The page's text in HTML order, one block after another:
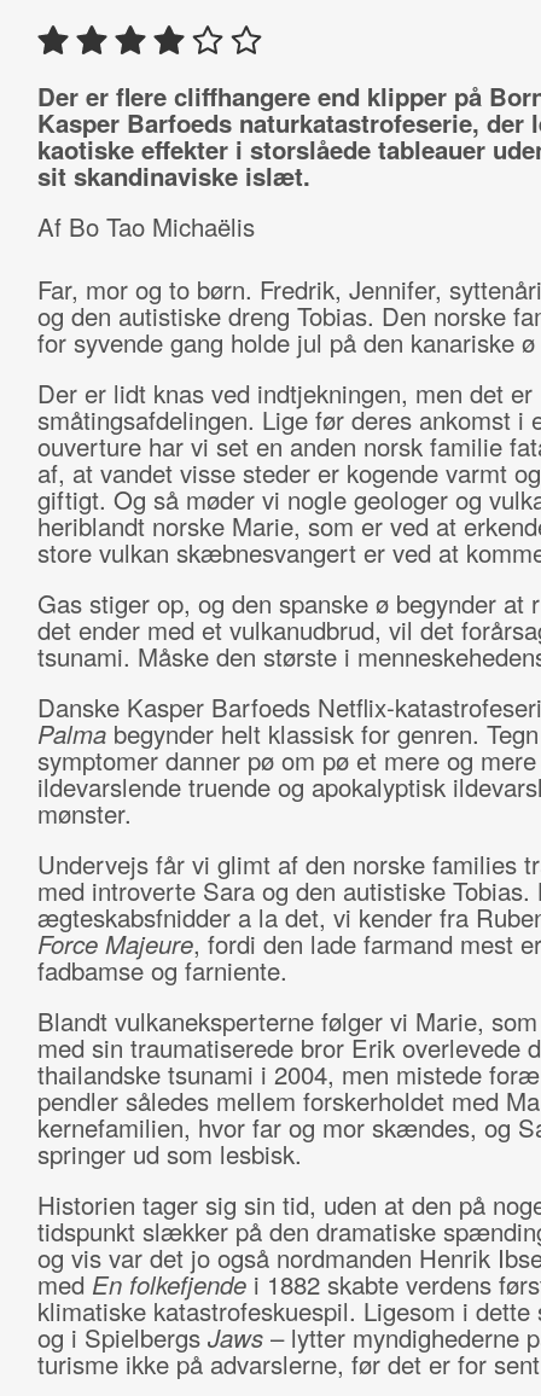
Der er flere cliffhangere end klipper på
Kasper Barfoeds naturkatastrofeserie, der
kaotiske effekter i storslåede tableauer
sit skandinaviske islæt.
Af Bo Tao Michaëlis
Far, mor og to børn. Fredrik, Jennifer,
og den autistiske dreng Tobias. Den norske
for syvende gang holde jul på den kanariske
Der er lidt knas ved indtjekningen, men det er
småtingsafdelingen. Lige før deres ankomst i
ouverture har vi set en anden norsk familie
af, at vandet visse steder er kogende varmt
giftigt. Og så møder vi nogle geologer og
heriblandt norske Marie, som er ved at
store vulkan skæbnesvangert er ved at
Gas stiger op, og den spanske ø begynder at
det ender med et vulkanudbrud, vil det
tsunami. Måske den største i
Danske Kasper Barfoeds Netflix-
Palmabegynder helt klassisk for genren.
symptomer danner pø om pø et mere og mere
ildevarslende truende og apokalyptisk
mønster.
Undervejs får vi glimt af den norske families
med introverte Sara og den autistiske Tobias.
ægteskabsfnidder a la det, vi kender fra
Force Majeure, fordi den lade farmand mest
fadbamse og farniente.
Blandt vulkaneksperterne følger vi Marie,
med sin traumatiserede bror Erik overlevede
thailandske tsunami i 2004, men mistede
pendler således mellem forskerholdet med
kernefamilien, hvor far og mor skændes, og
springer ud som lesbisk.
Historien tager sig sin tid, uden at den på
tidspunkt slækker på den dramatiske
og vis var det jo også nordmanden Henrik
med En folkefjendei 1882 skabte verdens
klimatiske katastrofeskuespil. Ligesom i dette
og i Spielbergs Jaws– lytter myndighederne
turisme ikke på advarslerne, før det er for